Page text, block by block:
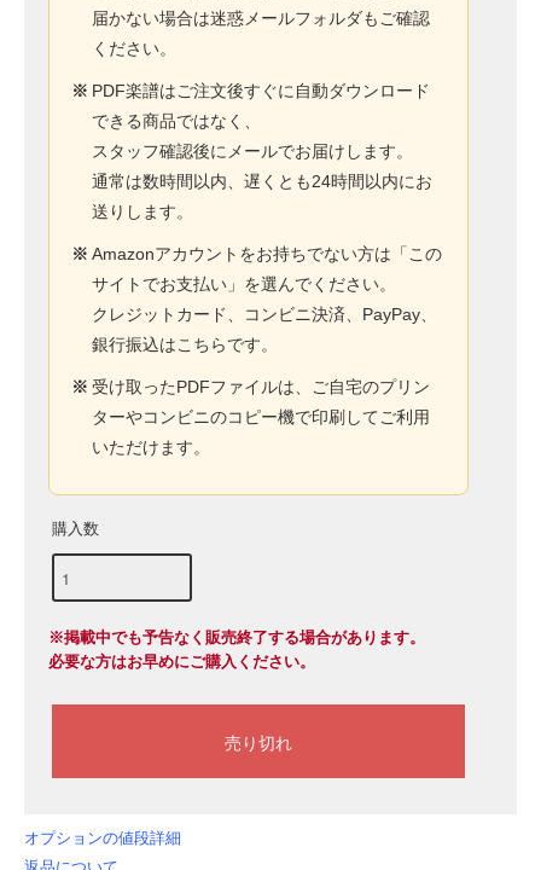
届かない場合は迷惑メールフォルダもご確認
ください。
※ PDF楽譜はご注文後すぐに自動ダウンロード
できる商品ではなく、
スタッフ確認後にメールでお届けします。
通常は数時間以内、遅くとも24時間以内にお
送りします。
※ Amazonアカウントをお持ちでない方は「この
サイトでお支払い」を選んでください。
クレジットカード、コンビニ決済、PayPay、
銀行振込はこちらです。
※ 受け取ったPDFファイルは、ご自宅のプリン
ターやコンビニのコピー機で印刷してご利用
いただけます。
購入数
※掲載中でも予告なく販売終了する場合があります。
必要な方はお早めにご購入ください。
オプションの値段詳細